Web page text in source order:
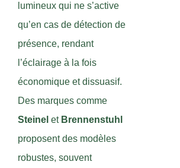
lumineux qui ne s’active
qu’en cas de détection de
présence, rendant
l’éclairage à la fois
économique et dissuasif.
Des marques comme
Steinel et Brennenstuhl
proposent des modèles
robustes, souvent